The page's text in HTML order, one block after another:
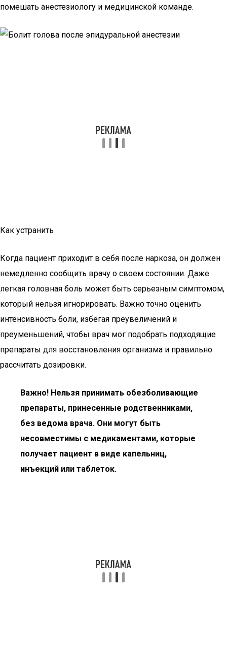
помешать анестезиологу и медицинской команде.
Как устранить
Когда пациент приходит в себя после наркоза, он должен
немедленно сообщить врачу о своем состоянии. Даже
легкая головная боль может быть серьезным симптомом,
который нельзя игнорировать. Важно точно оценить
интенсивность боли, избегая преувеличений и
преуменьшений, чтобы врач мог подобрать подходящие
препараты для восстановления организма и правильно
рассчитать дозировки.
Важно! Нельзя принимать обезболивающие
препараты, принесенные родственниками,
без ведома врача. Они могут быть
несовместимы с медикаментами, которые
получает пациент в виде капельниц,
инъекций или таблеток.